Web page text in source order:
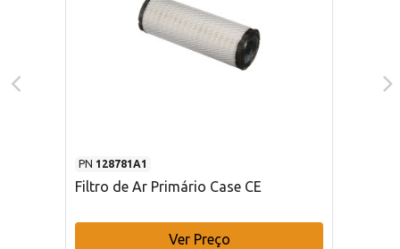
PN 128781A1
Filtro de Ar Primário Case CE
Ver Preço